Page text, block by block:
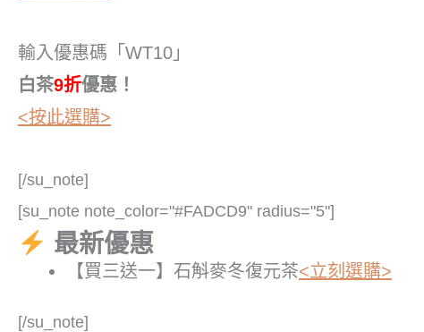
輸入優惠碼「WT10」
白茶9折優惠！
<按此選購>
[/su_note]
[su_note note_color="#FADCD9" radius="5"]
最新優惠
【買三送一】石斛麥冬復元茶<立刻選購>
[/su_note]